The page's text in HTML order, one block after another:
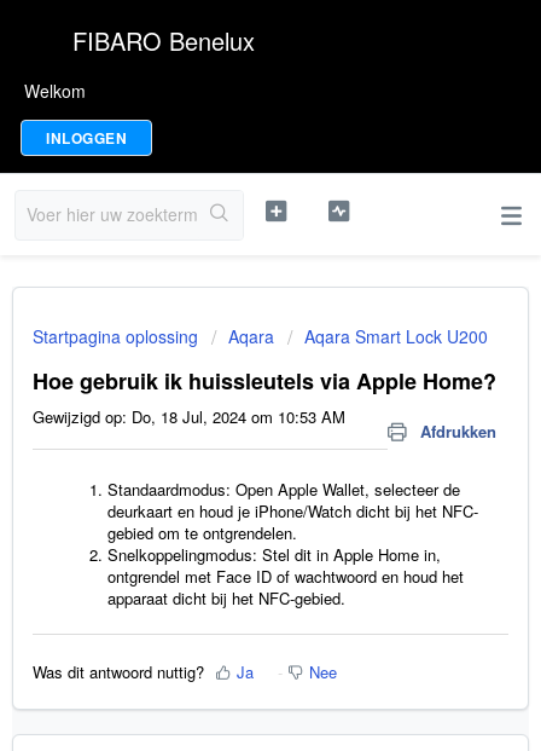
FIBARO Benelux
Welkom
INLOGGEN
Startpagina oplossing Aqara Aqara Smart Lock U200
Hoe gebruik ik huissleutels via Apple Home?
Afdrukken
Gewijzigd op: Do, 18 Jul, 2024 om 10:53 AM
Standaardmodus: Open Apple Wallet, selecteer de
deurkaart en houd je iPhone/Watch dicht bij het NFC-
gebied om te ontgrendelen.
Snelkoppelingmodus: Stel dit in Apple Home in,
ontgrendel met Face ID of wachtwoord en houd het
apparaat dicht bij het NFC-gebied.
Was dit antwoord nuttig? Ja Nee